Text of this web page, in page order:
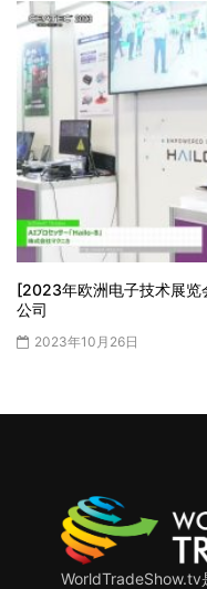
[2023年欧洲电子技术展览
公司
2023年10月26日
WorldTradeShow.tv